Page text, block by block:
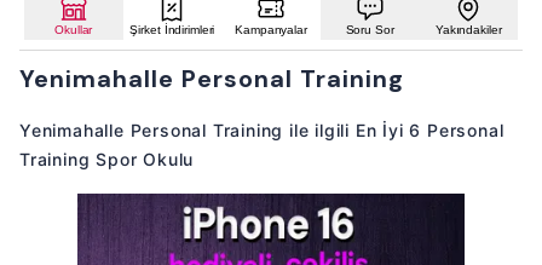
Okullar Şirket İndirimleri Kampanyalar Soru Sor Yakındakiler
Yenimahalle Personal Training
Yenimahalle Personal Training ile ilgili En İyi 6 Personal
Training Spor Okulu